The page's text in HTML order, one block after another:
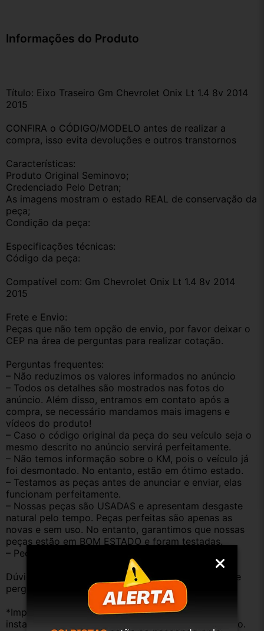
Informações do Produto
Título: Eixo Traseiro Gm Chevrolet Onix Lt 1.4 8v 2014
2015
CONFIRA o CÓDIGO/MODELO antes de realizar a
compra, isso evita devoluções e outros transtornos
Características:
Produto Original Seminovo;
Credenciado Pelo Detran;
As imagens mostram o estado REAL de conservação da
peça;
Condição da peça:
Especificações técnicas:
Código da peça:
Compatível com: Gm Chevrolet Onix Lt 1.4 8v 2014
2015
Frete e Envio:
Peças que não tem opção de envio, por favor deixar o
CEP na área de perguntas para realizar cotação.
Perguntas frequentes:
– Não reduzimos os valores informados no anúncio
– Todos os detalhes são mostrados nas fotos do
anúncio. Além disso, entramos em contato após a
compra, se necessário mandamos mais imagens e
vídeos do produto!
– Caso o código original da peça do seu veículo seja o
mesmo descrito no anúncio servirá perfeitamente.
– Não temos informação sobre o KM, pois o veículo já
foi desmontado. No entanto, estão em ótimo estado.
– Testamos as peças antes de anunciar e enviar, elas
funcionam perfeitamente.
– Nossas peças são USADAS e apresentam desgaste
natural pelo tempo. Peças perfeitas são apenas as
novas e sem uso. No entanto, garantimos que nossas
peças estão em BOM ESTADO e foram testadas.
– Peças são ORIGINAIS USADAS.
Dúvidas sobre uso ou aplicação, utilizar o campo de
perguntas;
*Importante: Não nos responsabilizamos por
instalações inadequadas ou uso indevido do produto.